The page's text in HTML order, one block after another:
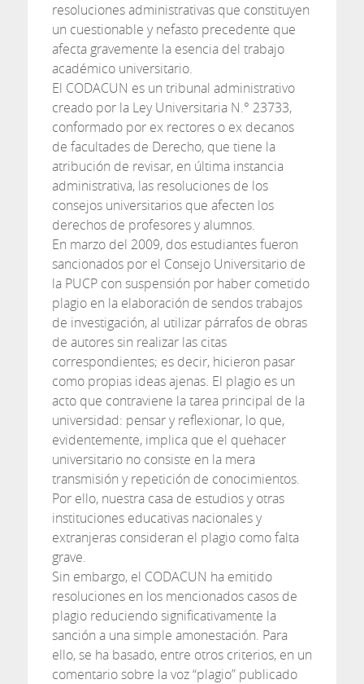
resoluciones administrativas que constituyen
un cuestionable y nefasto precedente que
afecta gravemente la esencia del trabajo
académico universitario.
El CODACUN es un tribunal administrativo
creado por la Ley Universitaria N.° 23733,
conformado por ex rectores o ex decanos
de facultades de Derecho, que tiene la
atribución de revisar, en última instancia
administrativa, las resoluciones de los
consejos universitarios que afecten los
derechos de profesores y alumnos.
En marzo del 2009, dos estudiantes fueron
sancionados por el Consejo Universitario de
la PUCP con suspensión por haber cometido
plagio en la elaboración de sendos trabajos
de investigación, al utilizar párrafos de obras
de autores sin realizar las citas
correspondientes; es decir, hicieron pasar
como propias ideas ajenas. El plagio es un
acto que contraviene la tarea principal de la
universidad: pensar y reflexionar, lo que,
evidentemente, implica que el quehacer
universitario no consiste en la mera
transmisión y repetición de conocimientos.
Por ello, nuestra casa de estudios y otras
instituciones educativas nacionales y
extranjeras consideran el plagio como falta
grave.
Sin embargo, el CODACUN ha emitido
resoluciones en los mencionados casos de
plagio reduciendo significativamente la
sanción a una simple amonestación. Para
ello, se ha basado, entre otros criterios, en un
comentario sobre la voz “plagio” publicado